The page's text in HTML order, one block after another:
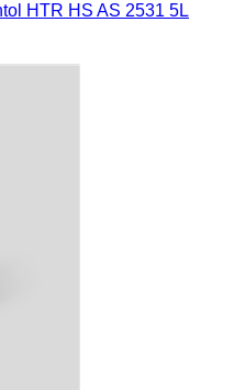
HTR HS AS 2531 5L